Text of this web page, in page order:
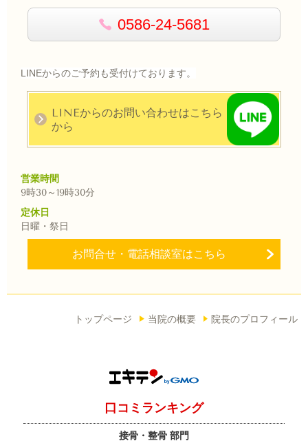
0586-24-5681
LINEからのご予約も受付けております。
LINEからのお問い合わせはこちら
から
営業時間
9時30～19時30分
定休日
日曜・祭日
お問合せ・電話相談室はこちら
トップページ 当院の概要 院長のプロフィール